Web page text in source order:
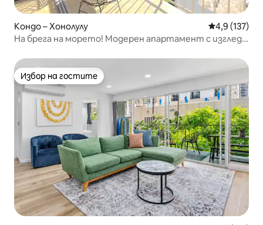
Кондо – Хонолулу Средна
4,9 (137)
На брега на морето! Модерен апартамент с изглед
Избор на гостите
Избор на гостите